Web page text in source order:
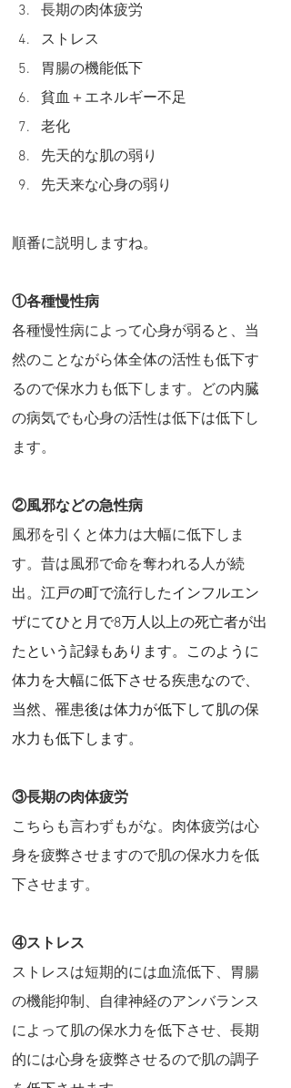
長期の肉体疲労
ストレス
胃腸の機能低下
貧血＋エネルギー不足
老化
先天的な肌の弱り
先天来な心身の弱り
順番に説明しますね。
①各種慢性病
各種慢性病によって心身が弱ると、当
然のことながら体全体の活性も低下す
るので保水力も低下します。どの内臓
の病気でも心身の活性は低下は低下し
ます。
②風邪などの急性病
風邪を引くと体力は大幅に低下しま
す。昔は風邪で命を奪われる人が続
出。江戸の町で流行したインフルエン
ザにてひと月で8万人以上の死亡者が出
たという記録もあります。このように
体力を大幅に低下させる疾患なので、
当然、罹患後は体力が低下して肌の保
水力も低下します。
③長期の肉体疲労
こちらも言わずもがな。肉体疲労は心
身を疲弊させますので肌の保水力を低
下させます。
④ストレス
ストレスは短期的には血流低下、胃腸
の機能抑制、自律神経のアンバランス
によって肌の保水力を低下させ、長期
的には心身を疲弊させるので肌の調子